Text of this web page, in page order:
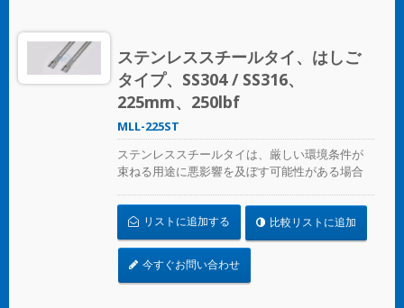
ステンレススチールタイ、はしご
タイプ、SS304 / SS316、
225mm、250lbf
MLL-225ST
ステンレススチールタイは、厳しい環境条件が
束ねる用途に悪影響を及ぼす可能性がある場合
固定するために設計されています。腐食、振
動、風化、放射線、温度の極端な変化が懸念さ
れる場所で使用され、ステンレススチールタイ
はほぼすべての屋内、屋外、地下の用途で使用
できます。
リストに追加する 比較リストに追加
今すぐお問い合わせ